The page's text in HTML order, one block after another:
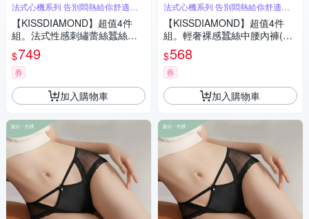
法式心機系列 告別悶熱給你舒適行
動力
【KISSDIAMOND】超值4件
組。法式性感刺繡蕾絲蠶絲中
腰內褲(蕾絲內褲/緞面/網紗/M-
XL/KDW-3702)
$749
券
加入購物車
法式心機系列 告別悶熱給你舒適行
動力
【KISSDIAMOND】超值4件
組。輕奢裸感蠶絲中腰內褲(蕾
絲內褲/緞面/M-XL/KDW-753)
$568
券
加入購物車